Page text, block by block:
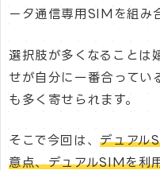
ータ通信専用SIMを組み
選択肢が多くなることは
せが自分に一番合ってい
も多く寄せられます。
そこで今回は、デュアル
意点、デュアルSIMを利